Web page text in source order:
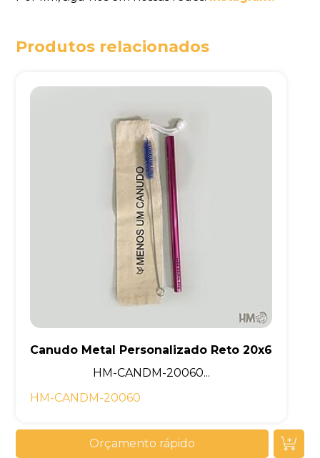
Produtos relacionados
Canudo Metal Personalizado Reto 20x6
HM-CANDM-20060...
HM-CANDM-20060
Orçamento rápido